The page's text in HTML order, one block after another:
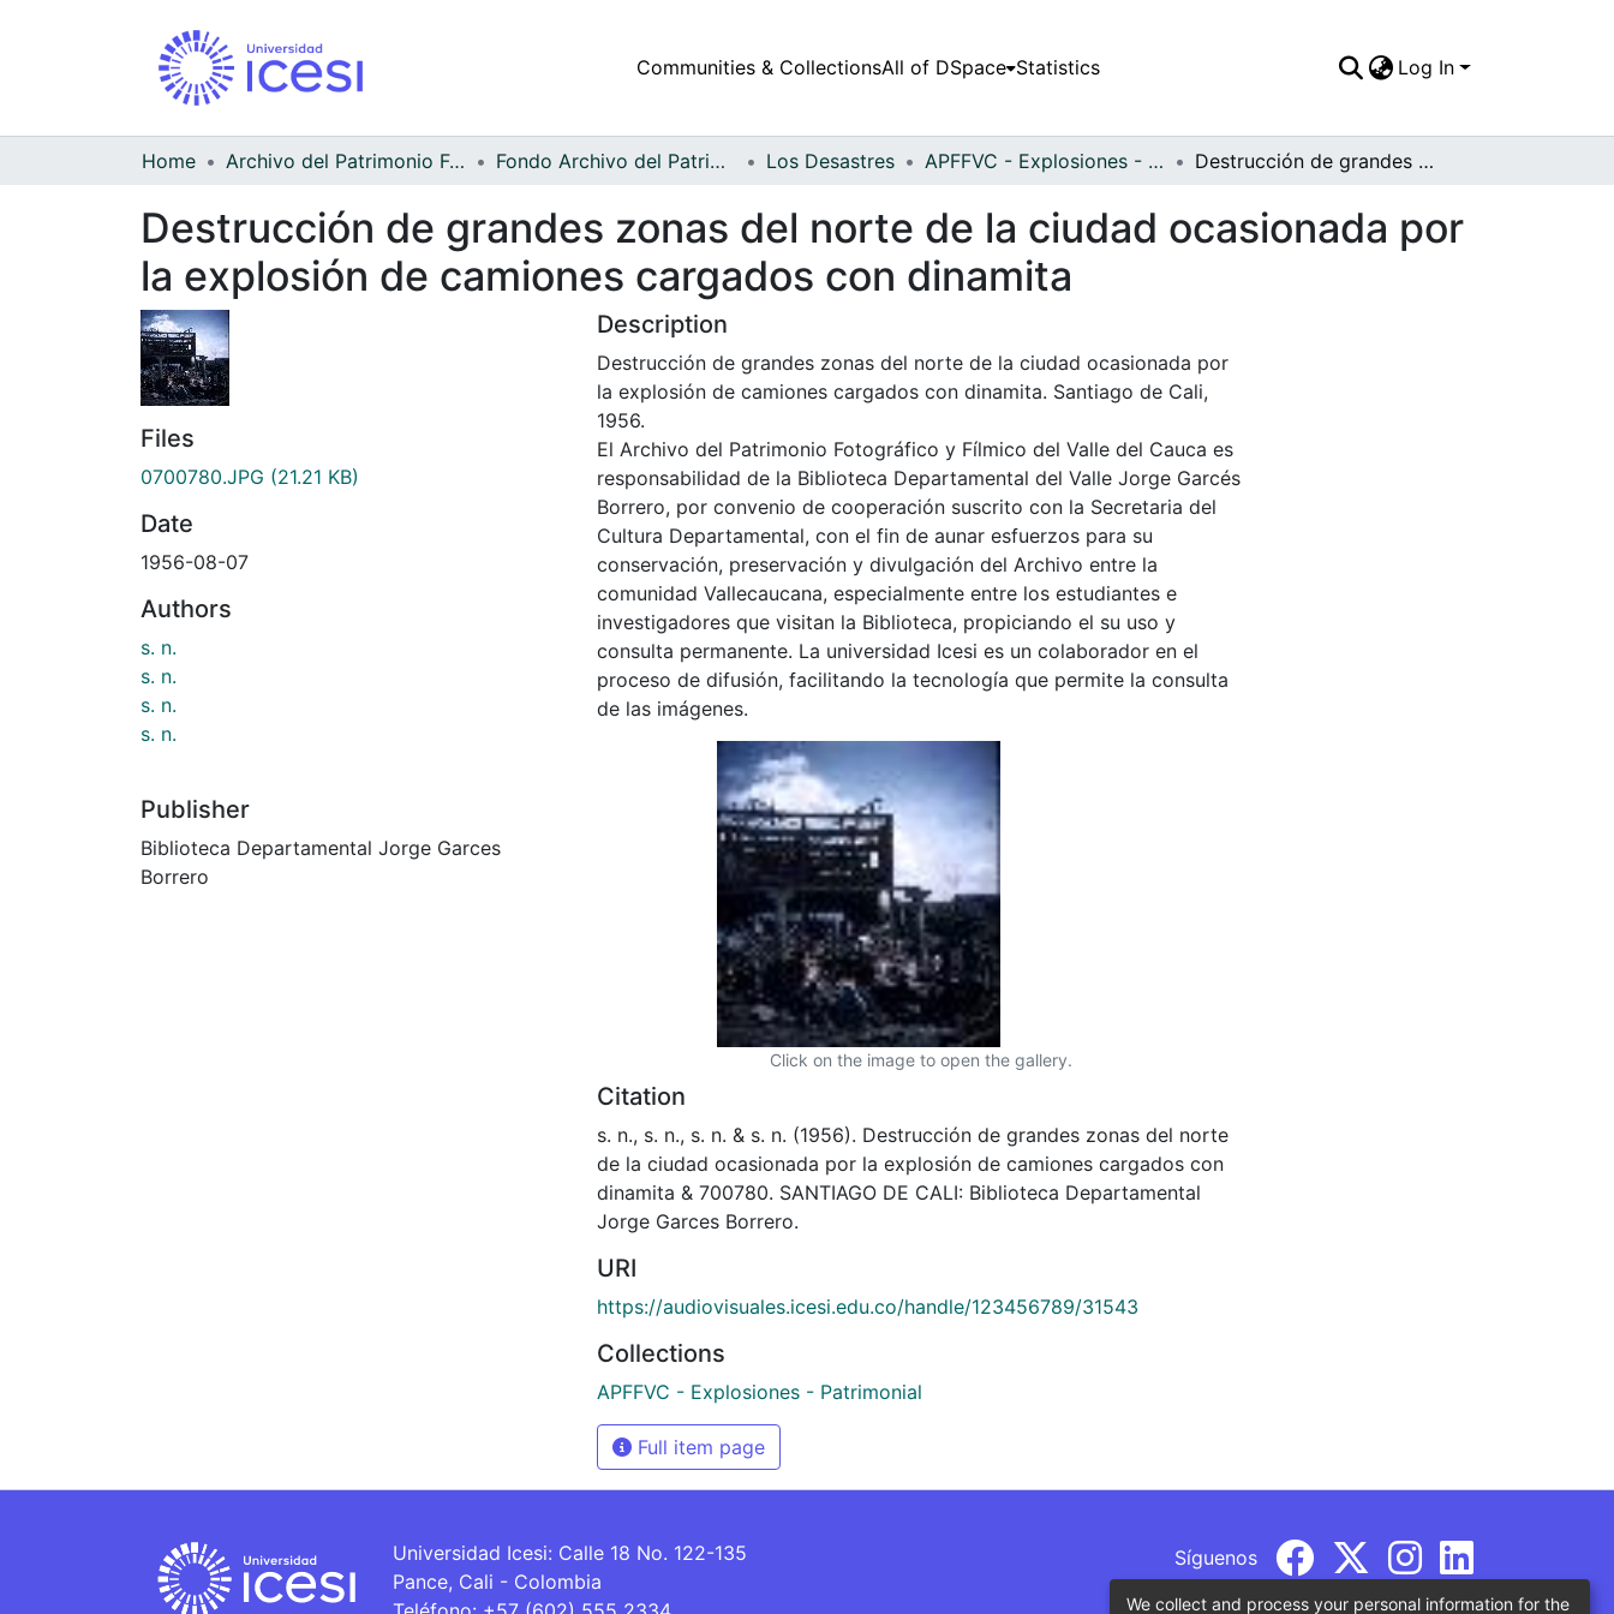
Communities & CollectionsAll of DSpace Statistics Log In
Home Archivo del Patrimonio Fotográfico y Fílmico del Valle del Cauca Fondo Archivo del Patrimonio Fotográfico y Fílmico del Valle del Cauca Los Desastres APFFVC - Explosiones - Patrimonial Destrucción de grandes zonas del norte de la ciudad ocasionada por la explosión de camiones cargados con dinamita
Destrucción de grandes zonas del norte de la ciudad ocasionada por
la explosión de camiones cargados con dinamita
Files
0700780.JPG (21.21 KB)
Date
1956-08-07
Authors
s. n.
s. n.
s. n.
s. n.
Publisher
Biblioteca Departamental Jorge Garces
Borrero
Description
Destrucción de grandes zonas del norte de la ciudad ocasionada por
la explosión de camiones cargados con dinamita. Santiago de Cali,
1956.
El Archivo del Patrimonio Fotográfico y Fílmico del Valle del Cauca es
responsabilidad de la Biblioteca Departamental del Valle Jorge Garcés
Borrero, por convenio de cooperación suscrito con la Secretaria del
Cultura Departamental, con el fin de aunar esfuerzos para su
conservación, preservación y divulgación del Archivo entre la
comunidad Vallecaucana, especialmente entre los estudiantes e
investigadores que visitan la Biblioteca, propiciando el su uso y
consulta permanente. La universidad Icesi es un colaborador en el
proceso de difusión, facilitando la tecnología que permite la consulta
de las imágenes.
Click on the image to open the gallery.
Citation
s. n., s. n., s. n. & s. n. (1956). Destrucción de grandes zonas del norte
de la ciudad ocasionada por la explosión de camiones cargados con
dinamita & 700780. SANTIAGO DE CALI: Biblioteca Departamental
Jorge Garces Borrero.
URI
https://audiovisuales.icesi.edu.co/handle/123456789/31543
Collections
APFFVC - Explosiones - Patrimonial
Full item page
Universidad Icesi: Calle 18 No. 122-135
Pance, Cali - Colombia
Síguenos
We collect and process your personal information for the